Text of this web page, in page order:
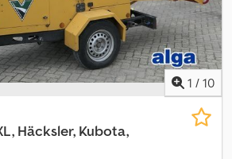
1 / 10
Häcksler, Kubota,